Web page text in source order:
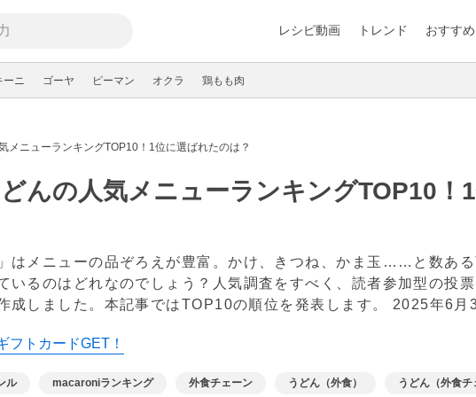
レシピ動画 トレンド おすすめ
ーニ ゴーヤ ピーマン オクラ 鶏もも肉
メニューランキングTOP10！1位に選ばれたのは？
んの人気メニューランキングTOP10！
はメニューの品ぞろえが豊富。かけ、きつね、かま玉……と数あ
いるのはどれなのでしょう？人気調査をすべく、読者参加型の投
成しました。本記事ではTOP10の順位を発表します。 2025年6月
フトカードGET！
ル macaroniランキング 外食チェーン うどん（外食） うどん（外食チ